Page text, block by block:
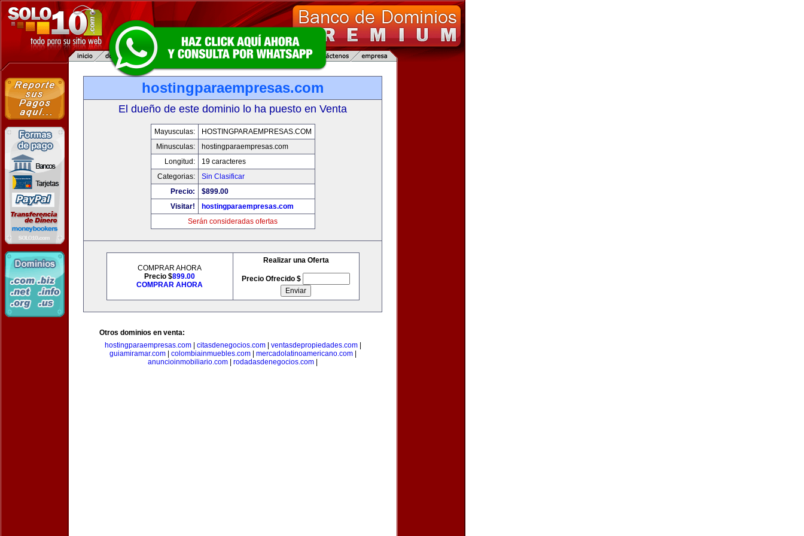
hostingparaempresas.com
El dueño de este dominio lo ha puesto en Venta
Mayusculas:
HOSTINGPARAEMPRESAS.COM
Minusculas:
hostingparaempresas.com
Longitud:
19 caracteres
Categorias:
Sin Clasificar
Precio:
$899.00
Visitar!
hostingparaempresas.com
Serán consideradas ofertas
COMPRAR AHORA
Precio $899.00
COMPRAR AHORA
Realizar una Oferta
Precio Ofrecido $
Otros dominios en venta:
hostingparaempresas.com| citasdenegocios.com| ventasdepropiedades.com|
guiamiramar.com| colombiainmuebles.com| mercadolatinoamericano.com|
anuncioinmobiliario.com
rodadasdenegocios.com